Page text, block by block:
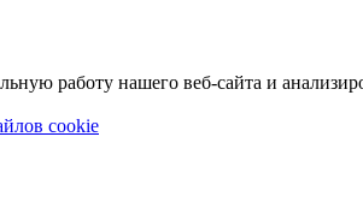
работу нашего веб-сайта и
cookie